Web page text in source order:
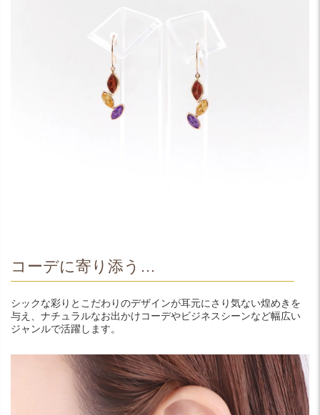
コーデに寄り添う…
シックな彩りとこだわりのデザインが耳元にさり気ない煌めきを
与え、ナチュラルなお出かけコーデやビジネスシーンなど幅広い
ジャンルで活躍します。